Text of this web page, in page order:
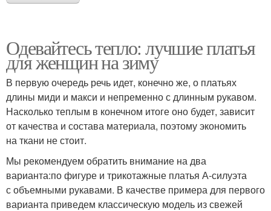
Одевайтесь тепло: лучшие платья
для женщин на зиму
В первую очередь речь идет, конечно же, о платьях
длины миди и макси и непременно с длинным рукавом.
Насколько теплым в конечном итоге оно будет, зависит
от качества и состава материала, поэтому экономить
на ткани не стоит.
Мы рекомендуем обратить внимание на два
варианта:по фигуре и трикотажные платья А-силуэта
с объемными рукавами. В качестве примера для первого
варианта приведем классическую модель из свежей